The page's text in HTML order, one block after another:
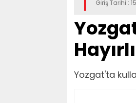
Giriş Tarihi :
Yozgat'ta